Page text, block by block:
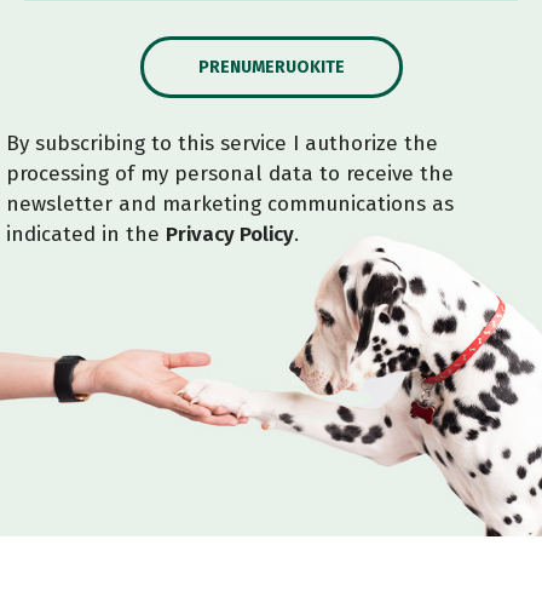
PRENUMERUOKITE
By subscribing to this service I authorize the
processing of my personal data to receive the
newsletter and marketing communications as
indicated in the Privacy Policy.